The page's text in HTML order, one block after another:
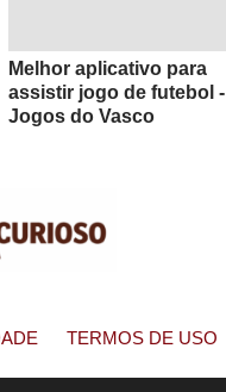
Melhor aplicativo para
assistir jogo de futebol -
Jogos do Vasco
TERMOS DE USO